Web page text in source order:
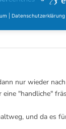
nur wieder
"handliche"
und da es
Datenschutzerklärung